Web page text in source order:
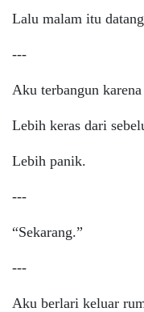
Lalu malam itu
---
Aku terbangun
Lebih keras dari
Lebih panik.
---
“Sekarang.”
---
Aku berlari keluar